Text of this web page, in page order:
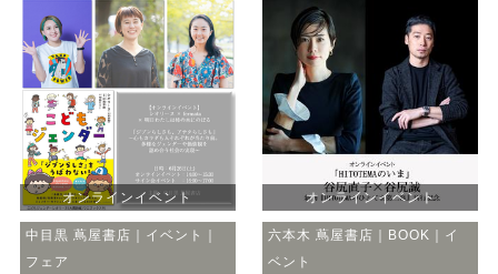
オンラインイベント
中目黒 蔦屋書店｜イベント｜
フェア
オンラインイベント
六本木 蔦屋書店｜BOOK｜イ
ベント